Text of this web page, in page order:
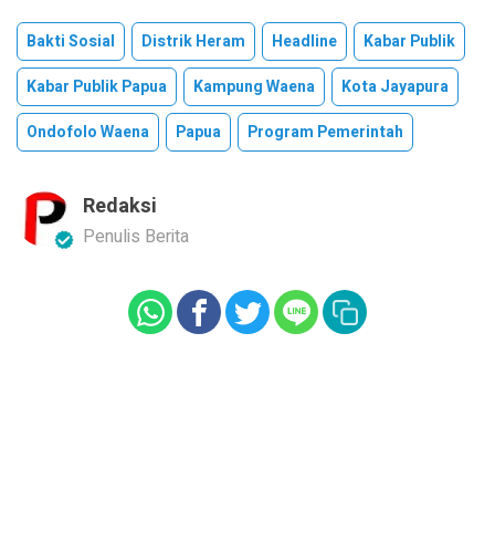
Bakti Sosial Distrik Heram Headline
Kabar Publik
Kabar Publik Papua
Kampung Waena
Kota Jayapura
Ondofolo Waena
Papua Program Pemerintah
Redaksi
Penulis Berita